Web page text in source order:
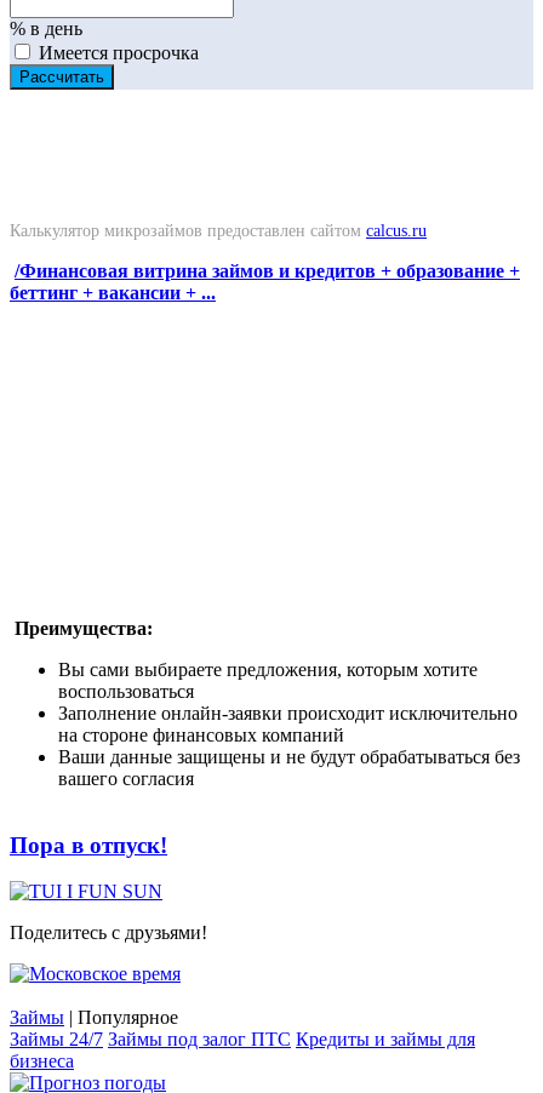
Калькулятор микрозаймов предоставлен сайтом calcus.ru
/Финансовая витрина займов и кредитов + образование +
беттинг + вакансии + ...
Преимущества:
Вы сами выбираете предложения, которым хотите
воспользоваться
Заполнение онлайн-заявки происходит исключительно
на стороне финансовых компаний
Ваши данные защищены и не будут обрабатываться без
вашего согласия
Пора в отпуск!
Поделитесь с друзьями!
Займы | Популярное
Займы 24/7 Займы под залог ПТС Кредиты и займы для
бизнеса